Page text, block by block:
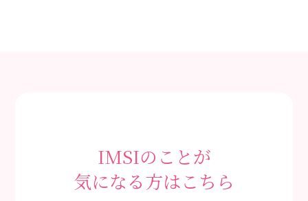
IMSIのことが
気になる方はこちら